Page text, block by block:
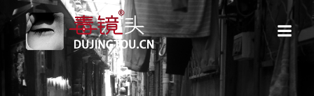
转
到
内
容